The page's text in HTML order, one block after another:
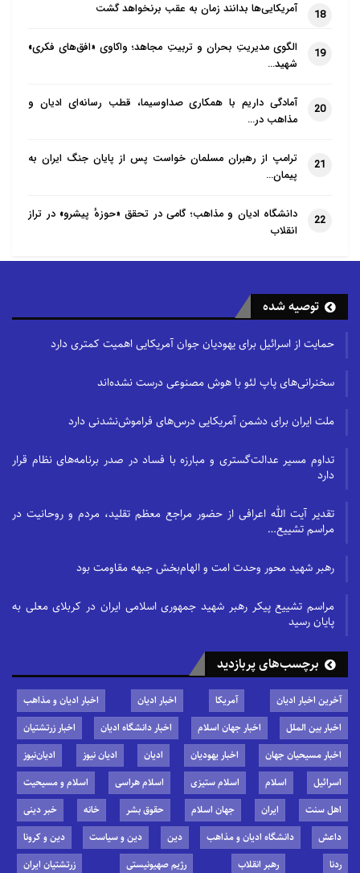
18 آمریکایی‌ها بدانند زمان به عقب برنخواهد گشت
19
الگوی مدیریتِ بحران و تربیتِ مجاهد؛ واکاوی «افق‌های فکری»
شهید…
20
آمادگی داریم با همکاری صداوسیما، قطب رسانه‌ای ادیان و
مذاهب در…
21
ترامپ از رهبران مسلمان خواست پس از پایان جنگ ایران به
پیمان…
22
دانشگاه ادیان و مذاهب؛ گامی در تحقق «حوزهٔ پیشرو» در تراز
انقلاب
توصیه شده
حمایت از اسرائیل برای یهودیان جوان آمریکایی اهمیت کمتری دارد
سخنرانی‌های پاپ لئو با هوش مصنوعی درست نشده‌اند
ملت ایران برای دشمن آمریکایی درس‌های فراموش‌نشدنی دارد
تداوم مسیر عدالت‌گستری و مبارزه با فساد در صدر برنامه‌های نظام قرار
دارد
تقدیر آیت الله اعرافی از حضور مراجع معظم تقلید، مردم و روحانیت در
مراسم تشییع…
رهبر شهید محور وحدت امت و الهام‌بخش جبهه مقاومت بود
مراسم تشییع پیکر رهبر شهید جمهوری اسلامی ایران در کربلای معلی به
پایان رسید
برچسب‌های پربازدید
آخرین اخبار ادیان آمریکا اخبار ادیان
اخبار ادیان و مذاهب
اخبار بین الملل
اخبار جهان اسلام اخبار دانشگاه ادیان
اخبار زرتشتیان
اخبار مسیحیان جهان
اخبار یهودیان ادیان ادیان نیوز
ادیان‌نیوز
اسرائیل
اسلام اسلام ستیزی اسلام هراسی
اسلام و مسیحیت
اهل سنت
ایران جهان اسلام حقوق بشر خانه
خبر دینی
داعش
دانشگاه ادیان و مذاهب دین دین و سیاست
دین و کرونا
ردنا
رهبر انقلاب رژیم صهیونیستی زرتشتیان ایران